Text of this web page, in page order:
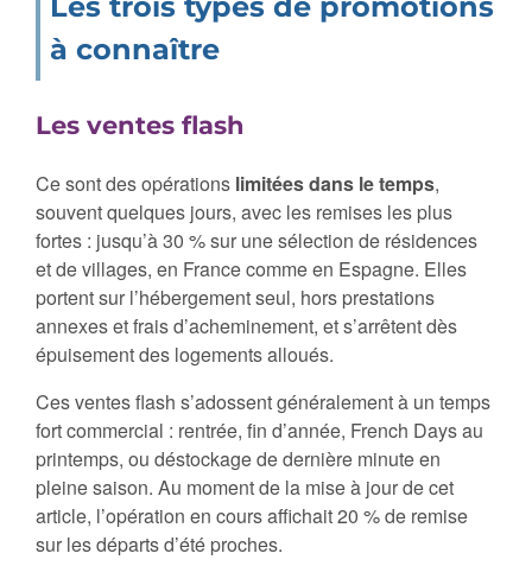
à connaître
Les ventes flash
Ce sont des opérations limitées dans le temps,
souvent quelques jours, avec les remises les plus
fortes : jusqu’à 30 % sur une sélection de résidences
et de villages, en France comme en Espagne. Elles
portent sur l’hébergement seul, hors prestations
annexes et frais d’acheminement, et s’arrêtent dès
épuisement des logements alloués.
Ces ventes flash s’adossent généralement à un temps
fort commercial : rentrée, fin d’année, French Days au
printemps, ou déstockage de dernière minute en
pleine saison. Au moment de la mise à jour de cet
article, l’opération en cours affichait 20 % de remise
sur les départs d’été proches.